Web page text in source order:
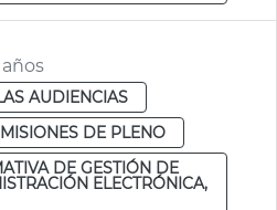
AUDIENCIAS
DE PLENO
DE GESTIÓN DE
ELECTRÓNICA,